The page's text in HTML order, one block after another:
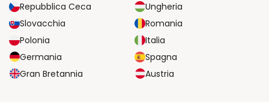
Repubblica Ceca
Ungheria
Slovacchia
Romania
Polonia
Italia
Germania
Spagna
Gran Bretannia
Austria